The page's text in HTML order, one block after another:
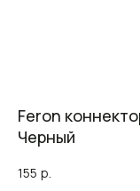
Feron
Черный
155 р.